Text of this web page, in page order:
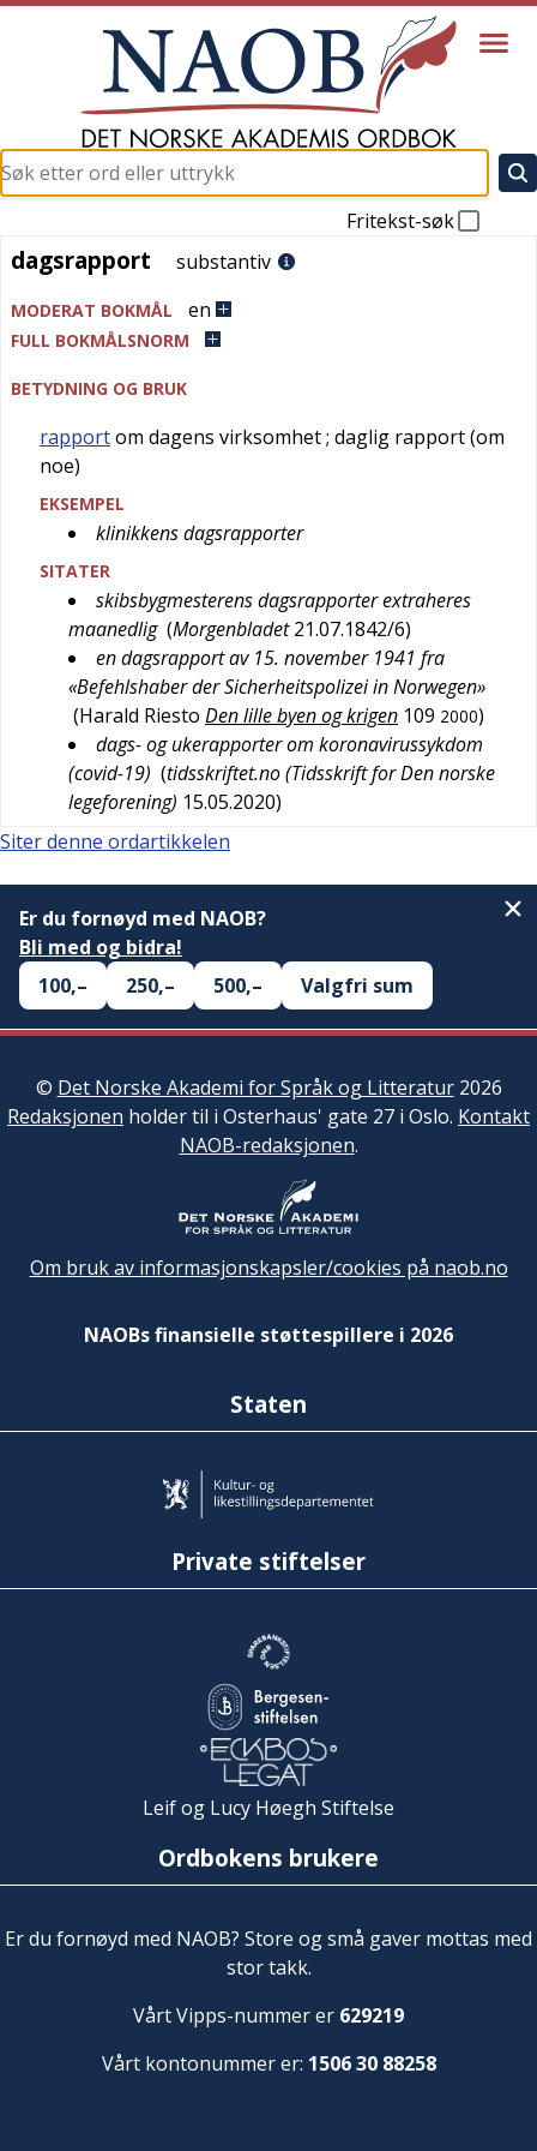
Fritekst-søk
dagsrapport
dagsrapport substantiv
MODERAT BOKMÅL en
FULL BOKMÅLSNORM
BETYDNING OG BRUK
rapportom dagens virksomhet; daglig rapport (om
noe)
EKSEMPEL
klinikkens dagsrapporter
SITATER
skibsbygmesterens dagsrapporter extraheres
maanedlig (Morgenbladet 21.07.1842/6)
en dagsrapport av 15. november 1941 fra
«Befehlshaber der Sicherheitspolizei in Norwegen»
(Harald Riesto Den lille byen og krigen 109 2000)
dags- og ukerapporter om koronavirussykdom
(covid-19) (tidsskriftet.no (Tidsskrift for Den norske
legeforening) 15.05.2020)
Siter denne ordartikkelen
Er du fornøyd med NAOB?
Bli med og bidra!
100,–
250,– 500,– Valgfri sum
© Det Norske Akademi for Språk og Litteratur2026
Redaksjonen holder til i Osterhaus' gate 27 i Oslo. Kontakt
NAOB-redaksjonen.
Om bruk av informasjonskapsler/cookies på naob.no
NAOBs finansielle støttespillere i 2026
Staten
Private stiftelser
Leif og Lucy Høegh Stiftelse
Ordbokens brukere
Er du fornøyd med NAOB? Store og små gaver mottas med
stor takk.
Vårt Vipps-nummer er 629219
Vårt kontonummer er: 1506 30 88258